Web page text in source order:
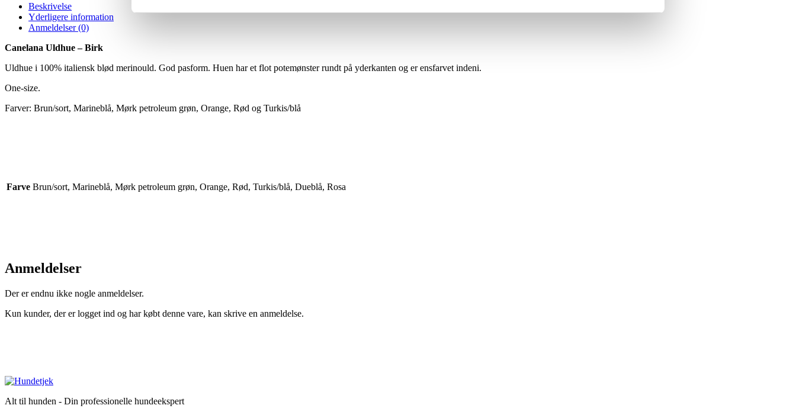
Beskrivelse
Yderligere information
Anmeldelser (0)
Canelana Uldhue – Birk
Uldhue i 100% italiensk blød merinould. God pasform. Huen har et flot potemønster rundt på yderkanten og er ensfarvet indeni.
One-size.
Farver: Brun/sort, Marineblå, Mørk petroleum grøn, Orange, Rød og Turkis/blå
Farve Brun/sort, Marineblå, Mørk petroleum grøn, Orange, Rød, Turkis/blå, Dueblå, Rosa
Anmeldelser
Der er endnu ikke nogle anmeldelser.
Kun kunder, der er logget ind og har købt denne vare, kan skrive en anmeldelse.
Alt til hunden - Din professionelle hundeekspert